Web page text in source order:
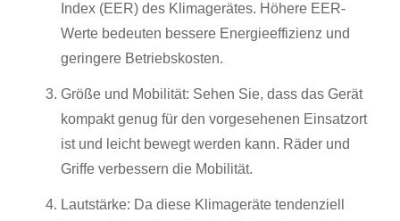
Index (EER) des Klimagerätes. Höhere EER-
Werte bedeuten bessere Energieeffizienz und
geringere Betriebskosten.
Größe und Mobilität: Sehen Sie, dass das Gerät
kompakt genug für den vorgesehenen Einsatzort
ist und leicht bewegt werden kann. Räder und
Griffe verbessern die Mobilität.
Lautstärke: Da diese Klimageräte tendenziell